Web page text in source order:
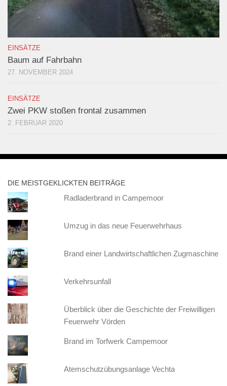
EINSÄTZE
Baum auf Fahrbahn
27. NOVEMBER 2024
EINSÄTZE
Zwei PKW stoßen frontal zusammen
2. FEBRUAR 2020
DIE MEISTGEKLICKTEN BEITRÄGE
Radladerbrand in Campemoor
Umzug in das neue Feuerwehrhaus
Brand einer Landwirtschaftlichen Zugmaschine
Verkehrsunfall
Überblick über die Geschichte der Freiwilligen
Feuerwehr Vörden
Brand im Torfwerk Campemoor
Atemschutzübungsanlage Vechta